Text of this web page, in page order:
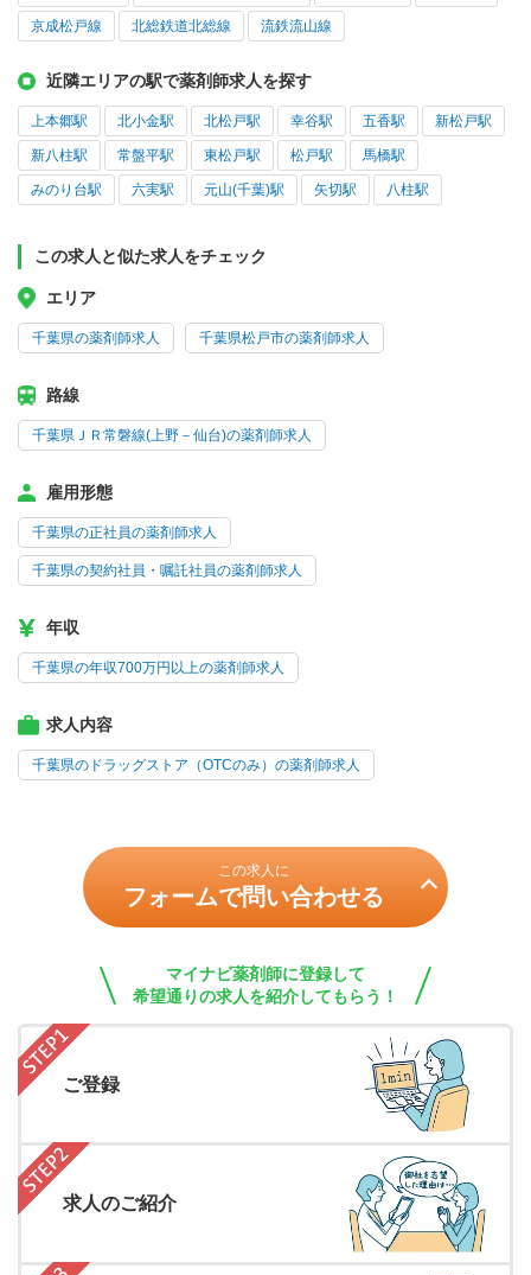
京成松戸線 北総鉄道北総線 流鉄流山線
近隣エリアの駅で薬剤師求人を探す
上本郷駅 北小金駅 北松戸駅 幸谷駅 五香駅 新松戸駅
新八柱駅 常盤平駅 東松戸駅 松戸駅 馬橋駅
みのり台駅 六実駅 元山(千葉)駅 矢切駅 八柱駅
この求人と似た求人をチェック
エリア
千葉県の薬剤師求人 千葉県松戸市の薬剤師求人
路線
千葉県ＪＲ常磐線(上野－仙台)の薬剤師求人
雇用形態
千葉県の正社員の薬剤師求人
千葉県の契約社員・嘱託社員の薬剤師求人
年収
千葉県の年収700万円以上の薬剤師求人
求人内容
千葉県のドラッグストア（OTCのみ）の薬剤師求人
この求人に
フォームで問い合わせる
マイナビ薬剤師に登録して
希望通りの求人を紹介してもらう！
ご登録
求人のご紹介